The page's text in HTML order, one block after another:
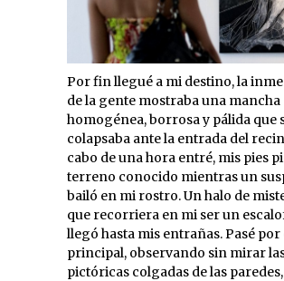
Por fin llegué a mi destino, la
de la gente mostraba una mancha
homogénea, borrosa y pálida que
colapsaba ante la entrada del
cabo de una hora entré, mis pies
terreno conocido mientras un
bailó en mi rostro. Un halo de
que recorriera en mi ser un
llegó hasta mis entrañas. Pasé por
principal, observando sin mirar
pictóricas colgadas de las